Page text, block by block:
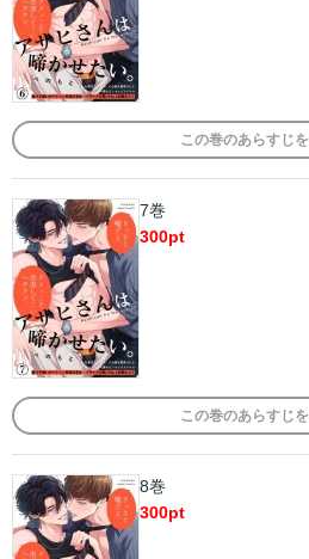
この巻のあらすじを
7巻
300pt
この巻のあらすじを
8巻
300pt